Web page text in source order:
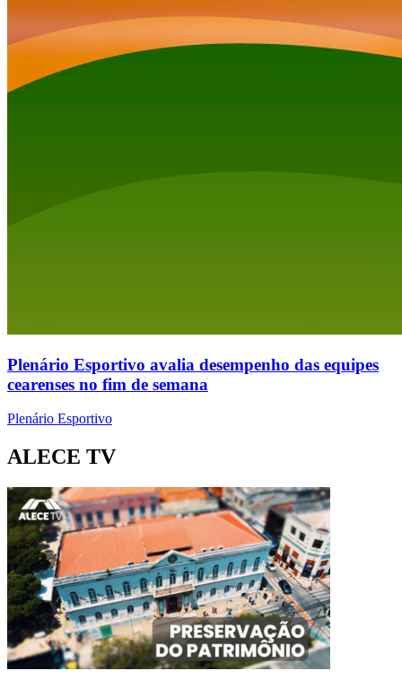
Plenário Esportivo avalia desempenho das equipes
cearenses no fim de semana
Plenário Esportivo
ALECE TV